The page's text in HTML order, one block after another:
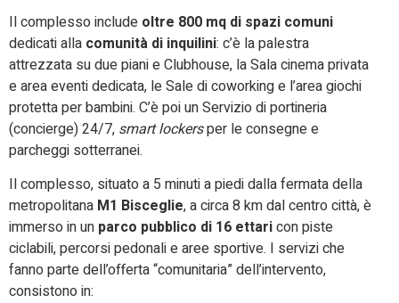
Il complesso include oltre 800 mq di spazi comuni
dedicati alla comunità di inquilini: c’è la palestra
attrezzata su due piani e Clubhouse, la Sala cinema privata
e area eventi dedicata, le Sale di coworking e l’area giochi
protetta per bambini. C’è poi un Servizio di portineria
(concierge) 24/7, smart lockersper le consegne e
parcheggi sotterranei.
Il complesso, situato a 5 minuti a piedi dalla fermata della
metropolitana M1 Bisceglie, a circa 8 km dal centro città, è
immerso in un parco pubblico di 16 ettaricon piste
ciclabili, percorsi pedonali e aree sportive. I servizi che
fanno parte dell’offerta “comunitaria” dell’intervento,
consistono in: